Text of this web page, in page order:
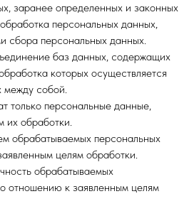
заранее определенных и законных
персональных данных,
сбора персональных данных.
баз данных, содержащих
которых осуществляется
между собой.
только персональные данные,
их обработки.
обрабатываемых персональных
целям обработки.
обрабатываемых
отношению к заявленным целям